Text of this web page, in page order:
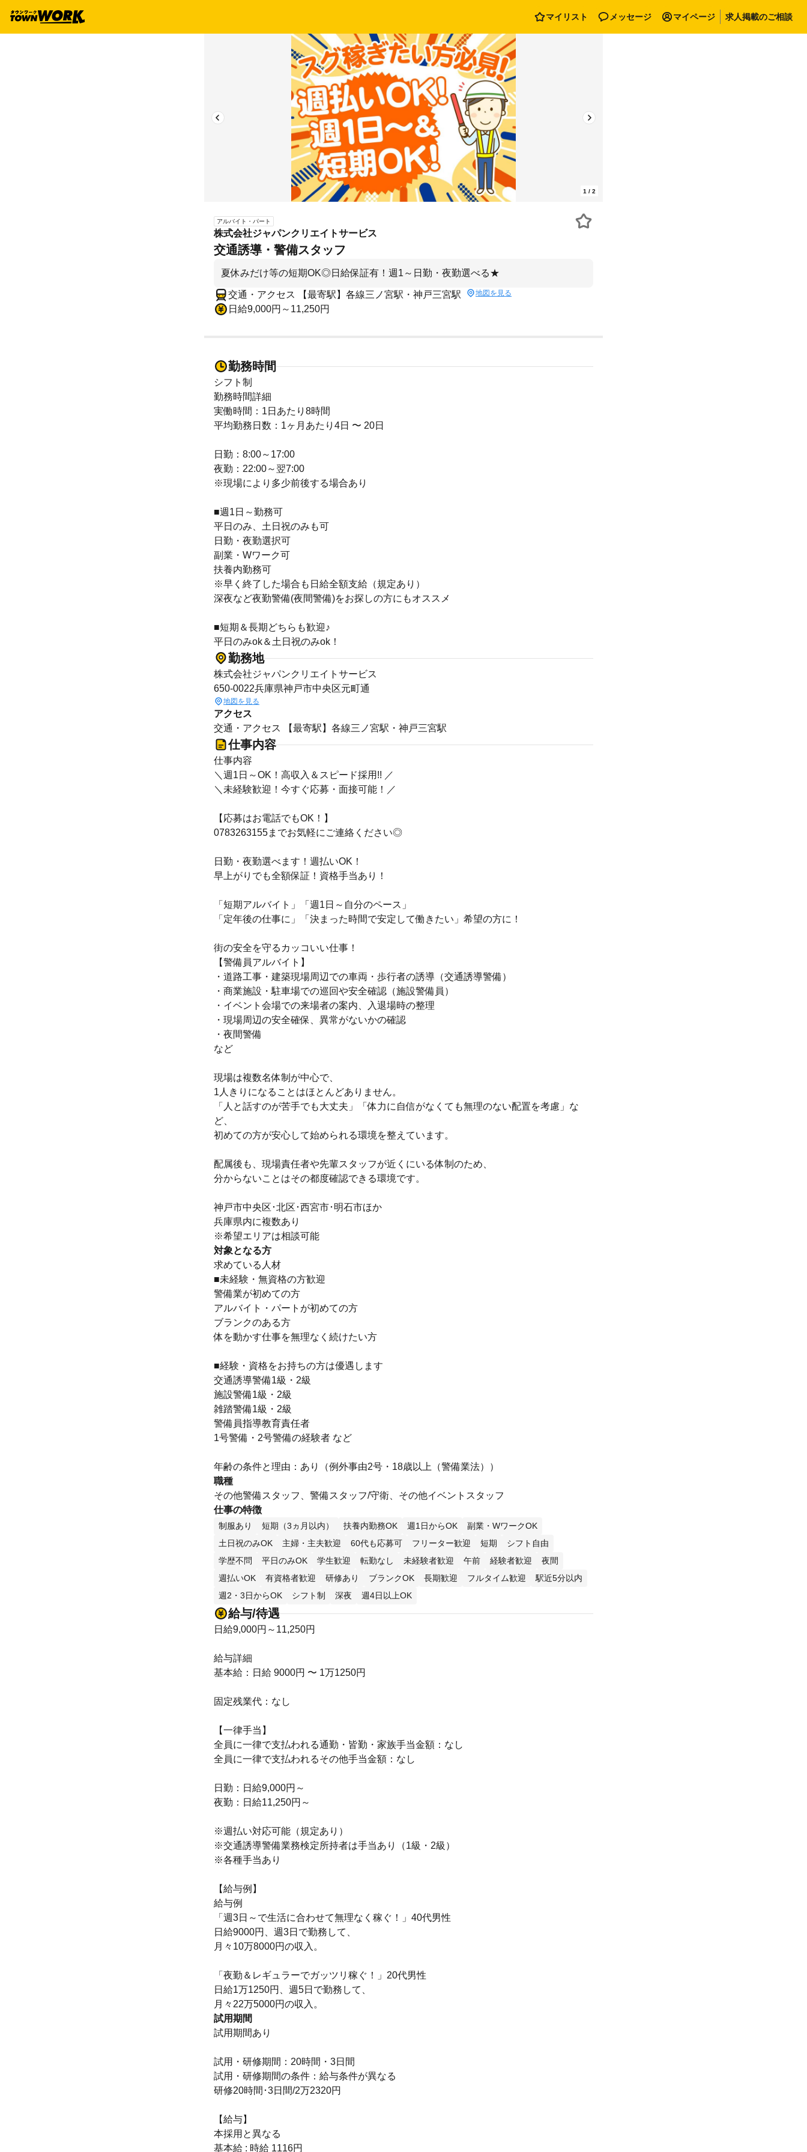
マイリスト メッセージ マイページ 求人掲載のご相談
1 / 2
アルバイト・パート
株式会社ジャパンクリエイトサービス
交通誘導・警備スタッフ
夏休みだけ等の短期OK◎日給保証有！週1～日勤・夜勤選べる★
交通・アクセス 【最寄駅】各線三ノ宮駅・神戸三宮駅 地図を見る
日給9,000円～11,250円
勤務時間
シフト制
勤務時間詳細
実働時間：1日あたり8時間
平均勤務日数：1ヶ月あたり4日 〜 20日
日勤：8:00～17:00
夜勤：22:00～翌7:00
※現場により多少前後する場合あり
■週1日～勤務可
平日のみ、土日祝のみも可
日勤・夜勤選択可
副業・Wワーク可
扶養内勤務可
※早く終了した場合も日給全額支給（規定あり）
深夜など夜勤警備(夜間警備)をお探しの方にもオススメ
■短期＆長期どちらも歓迎♪
平日のみok＆土日祝のみok！
勤務地
株式会社ジャパンクリエイトサービス
650-0022兵庫県神戸市中央区元町通
地図を見る
アクセス
交通・アクセス 【最寄駅】各線三ノ宮駅・神戸三宮駅
仕事内容
仕事内容
＼週1日～OK！高収入＆スピード採用!! ／
＼未経験歓迎！今すぐ応募・面接可能！／
【応募はお電話でもOK！】
0783263155までお気軽にご連絡ください◎
日勤・夜勤選べます！週払いOK！
早上がりでも全額保証！資格手当あり！
「短期アルバイト」「週1日～自分のペース」
「定年後の仕事に」「決まった時間で安定して働きたい」希望の方に！
街の安全を守るカッコいい仕事！
【警備員アルバイト】
・道路工事・建築現場周辺での車両・歩行者の誘導（交通誘導警備）
・商業施設・駐車場での巡回や安全確認（施設警備員）
・イベント会場での来場者の案内、入退場時の整理
・現場周辺の安全確保、異常がないかの確認
・夜間警備
など
現場は複数名体制が中心で、
1人きりになることはほとんどありません。
「人と話すのが苦手でも大丈夫」「体力に自信がなくても無理のない配置を考慮」な
ど、
初めての方が安心して始められる環境を整えています。
配属後も、現場責任者や先輩スタッフが近くにいる体制のため、
分からないことはその都度確認できる環境です。
神戸市中央区･北区･西宮市･明石市ほか
兵庫県内に複数あり
※希望エリアは相談可能
対象となる方
求めている人材
■未経験・無資格の方歓迎
警備業が初めての方
アルバイト・パートが初めての方
ブランクのある方
体を動かす仕事を無理なく続けたい方
■経験・資格をお持ちの方は優遇します
交通誘導警備1級・2級
施設警備1級・2級
雑踏警備1級・2級
警備員指導教育責任者
1号警備・2号警備の経験者 など
年齢の条件と理由：あり（例外事由2号・18歳以上（警備業法））
職種
その他警備スタッフ、警備スタッフ/守衛、その他イベントスタッフ
仕事の特徴
制服あり 短期（3ヵ月以内） 扶養内勤務OK 週1日からOK
副業・WワークOK
土日祝のみOK
主婦・主夫歓迎 60代も応募可 フリーター歓迎 短期
シフト自由
学歴不問
平日のみOK 学生歓迎 転勤なし 未経験者歓迎 午前 経験者歓迎
夜間
週払いOK
有資格者歓迎 研修あり ブランクOK 長期歓迎 フルタイム歓迎
駅近5分以内
週2・3日からOK
シフト制 深夜 週4日以上OK
給与/待遇
日給9,000円～11,250円
給与詳細
基本給：日給 9000円 〜 1万1250円
固定残業代：なし
【一律手当】
全員に一律で支払われる通勤・皆勤・家族手当金額：なし
全員に一律で支払われるその他手当金額：なし
日勤：日給9,000円～
夜勤：日給11,250円～
※週払い対応可能（規定あり）
※交通誘導警備業務検定所持者は手当あり（1級・2級）
※各種手当あり
【給与例】
給与例
「週3日～で生活に合わせて無理なく稼ぐ！」40代男性
日給9000円、週3日で勤務して、
月々10万8000円の収入。
「夜勤＆レギュラーでガッツリ稼ぐ！」20代男性
日給1万1250円、週5日で勤務して、
月々22万5000円の収入。
試用期間
試用期間あり
試用・研修期間：20時間・3日間
試用・研修期間の条件：給与条件が異なる
研修20時間･3日間/2万2320円
【給与】
本採用と異なる
基本給 : 時給 1116円